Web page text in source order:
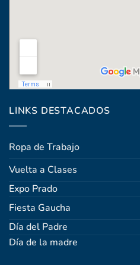
Coronel Raíz 1322,
LINKS DESTACADOS
Ropa de Trabajo
Vuelta a Clases
Expo Prado
Fiesta Gaucha
Día del Padre
Día de la madre